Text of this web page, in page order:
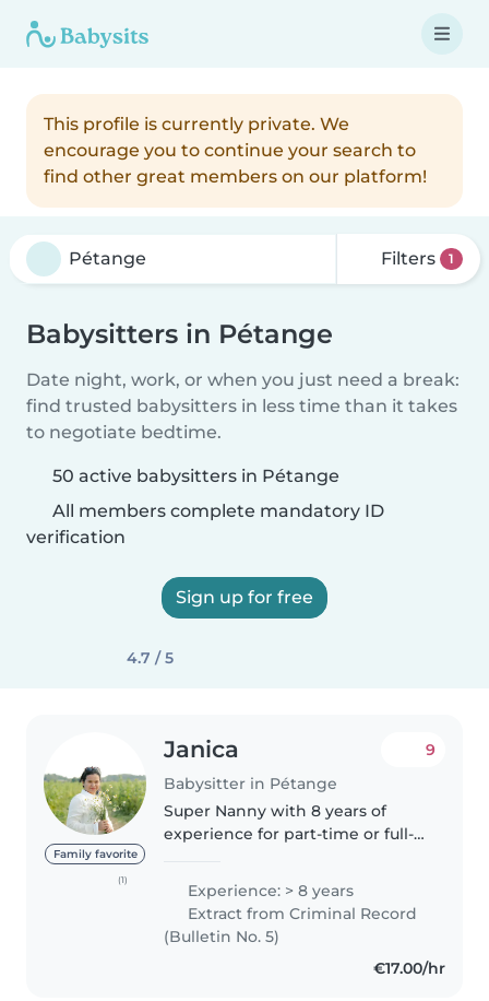
This profile is currently private. We
encourage you to continue your search to
find other great members on our platform!
Filters 1
Babysitters in Pétange
Date night, work, or when you just need a break:
find trusted babysitters in less time than it takes
to negotiate bedtime.
50 active babysitters in Pétange
All members complete mandatory ID
verification
Sign up for free
4.7 / 5
Family favorite
(1)
Janica
Babysitter in Pétange
9
Super Nanny with 8 years of
experience for part-time or full-
Janica, 30, from the Philippines,
currently living in Luxembourg. I
have 8 years experience..
Experience: > 8 years
Extract from Criminal Record
(Bulletin No. 5)
€17.00/hr